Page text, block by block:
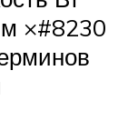
м ×#8230